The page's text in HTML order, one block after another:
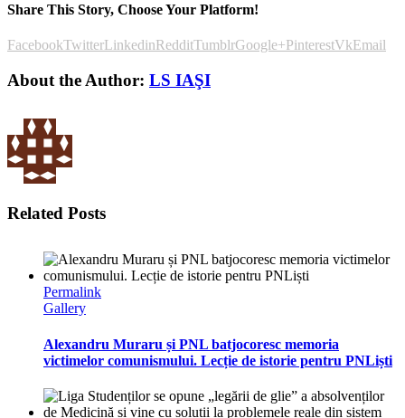
Share This Story, Choose Your Platform!
FacebookTwitterLinkedinRedditTumblrGoogle+PinterestVkEmail
About the Author: LS IAŞI
Related Posts
Permalink
Gallery
Alexandru Muraru și PNL batjocoresc memoria
victimelor comunismului. Lecție de istorie pentru PNLiști